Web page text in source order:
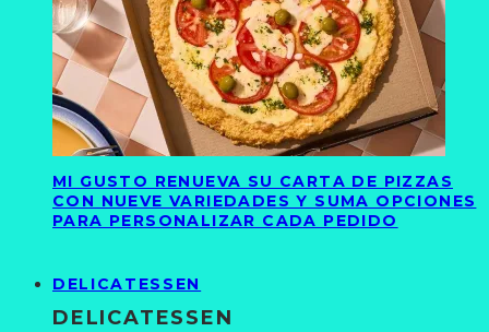
MI GUSTO RENUEVA SU CARTA DE PIZZAS
CON NUEVE VARIEDADES Y SUMA OPCIONES
PARA PERSONALIZAR CADA PEDIDO
DELICATESSEN
DELICATESSEN